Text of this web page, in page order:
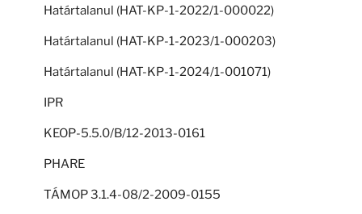
Határtalanul (HAT-KP-1-2022/1-000022)
Határtalanul (HAT-KP-1-2023/1-000203)
Határtalanul (HAT-KP-1-2024/1-001071)
IPR
KEOP-5.5.0/B/12-2013-0161
PHARE
TÁMOP 3.1.4-08/2-2009-0155